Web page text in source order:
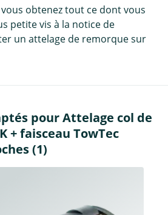
obtenez tout ce dont vous
petite vis à la notice de
un attelage de remorque sur
pour Attelage col de
+ faisceau TowTec
(1)